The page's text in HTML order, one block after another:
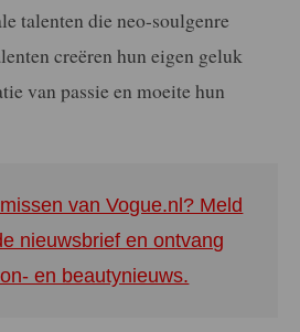
talenten die neo-soulgenre
creëren hun eigen geluk
van passie en moeite hun
van Vogue.nl? Meld
nieuwsbrief en ontvang
en beautynieuws.